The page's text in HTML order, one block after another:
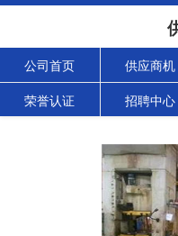
公司首页 供应商机
荣誉认证 招聘中心